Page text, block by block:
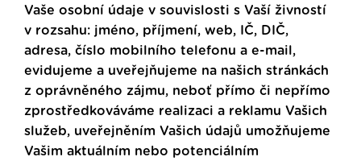
Vaše osobní údaje v souvislosti s Vaší živností
v rozsahu: jméno, příjmení, web, IČ, DIČ,
adresa, číslo mobilního telefonu a e-mail,
evidujeme a uveřejňujeme na našich stránkách
z oprávněného zájmu, neboť přímo či nepřímo
zprostředkováváme realizaci a reklamu Vašich
služeb, uveřejněním Vašich údajů umožňujeme
Vašim aktuálním nebo potenciálním